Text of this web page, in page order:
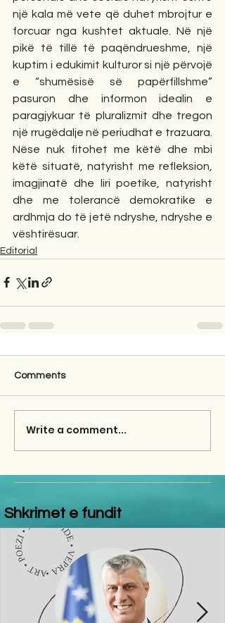
një kala më vete që duhet mbrojtur e
forcuar nga kushtet aktuale. Në një
pikë të tillë të paqëndrueshme, një
kuptim i edukimit kulturor si një përvojë
e “shumësisë së papërfillshme”
pasuron dhe informon idealin e
paragjykuar të pluralizmit dhe tregon
një rrugëdalje në periudhat e trazuara.
Nëse nuk fitohet me këtë dhe mbi
këtë situatë, natyrisht me refleksion,
imagjinatë dhe liri poetike, natyrisht
dhe me tolerancë demokratike e
ardhmja do të jetë ndryshe, ndryshe e
vështirësuar.
Editorial
Comments
Write a comment...
Shkrimet e fundit